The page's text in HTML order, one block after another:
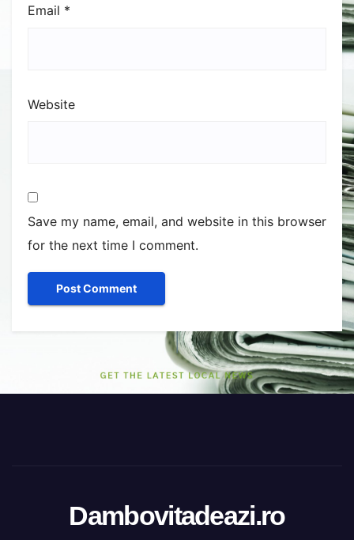
Email *
Website
Save my name, email, and website in this browser
for the next time I comment.
Dambovitadeazi.ro